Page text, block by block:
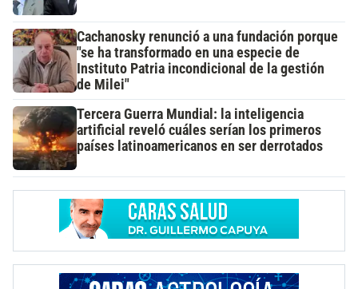
Cachanosky renunció a una fundación porque
"se ha transformado en una especie de
Instituto Patria incondicional de la gestión
de Milei"
Tercera Guerra Mundial: la inteligencia
artificial reveló cuáles serían los primeros
países latinoamericanos en ser derrotados